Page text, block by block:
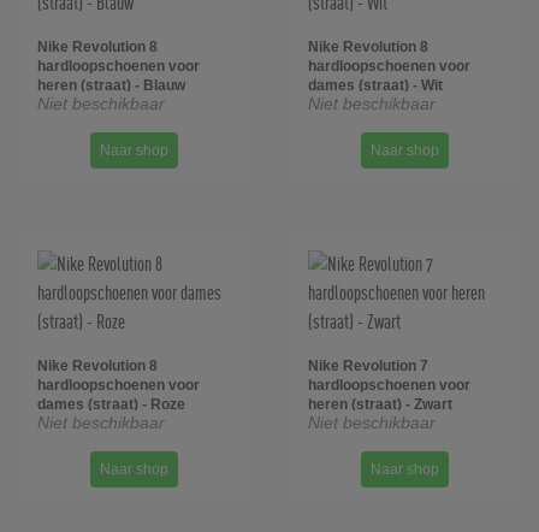
Nike Revolution 8
hardloopschoenen voor
heren (straat) - Blauw
Niet beschikbaar
Naar shop
Nike Revolution 8
hardloopschoenen voor
dames (straat) - Wit
Niet beschikbaar
Naar shop
Nike Revolution 8
hardloopschoenen voor
dames (straat) - Roze
Niet beschikbaar
Naar shop
Nike Revolution 7
hardloopschoenen voor
heren (straat) - Zwart
Niet beschikbaar
Naar shop